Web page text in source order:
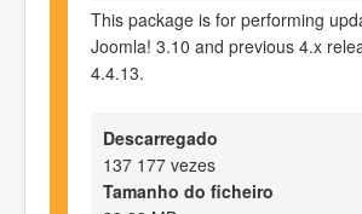
This package is for performing
Joomla! 3.10 and previous 4.x
4.4.13.
Descarregado
137 177 vezes
Tamanho do ficheiro